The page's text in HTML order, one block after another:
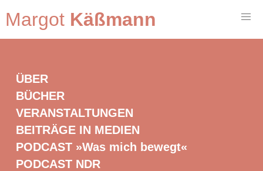
Margot Käßmann
ÜBER
BÜCHER
VERANSTALTUNGEN
BEITRÄGE IN MEDIEN
PODCAST »Was mich bewegt«
PODCAST NDR